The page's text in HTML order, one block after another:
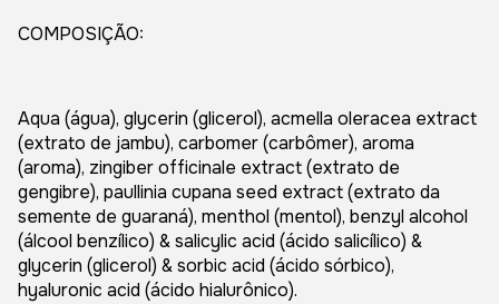
COMPOSIÇÃO:
Aqua (água), glycerin (glicerol), acmella oleracea extract
(extrato de jambu), carbomer (carbômer), aroma
(aroma), zingiber officinale extract (extrato de
gengibre), paullinia cupana seed extract (extrato da
semente de guaraná), menthol (mentol), benzyl alcohol
(álcool benzílico) & salicylic acid (ácido salicílico) &
glycerin (glicerol) & sorbic acid (ácido sórbico),
hyaluronic acid (ácido hialurônico).